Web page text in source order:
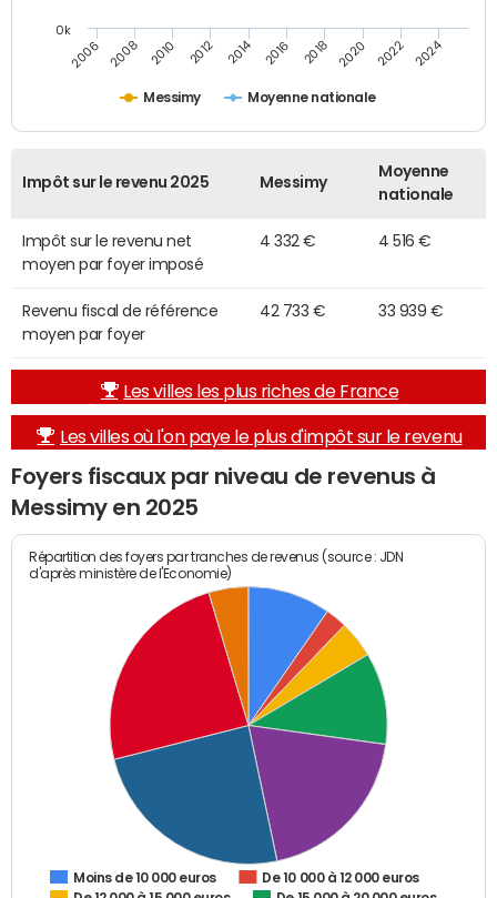
Messimy Moyenne nationale
2006 2008 2010 2012 2014 2016 2018 2020 2022 2024
0k
Impôt sur le revenu 2025 Messimy
Moyenne
nationale
Impôt sur le revenu net
moyen par foyer imposé
4 332 € 4 516 €
Revenu fiscal de référence
moyen par foyer
42 733 € 33 939 €
Les villes les plus riches de France
Les villes où l'on paye le plus d'impôt sur le revenu
Foyers fiscaux par niveau de revenus à
Messimy en 2025
Répartition des foyers par tranches de revenus (source : JDN
d'après ministère de l'Economie)
Moins de 10 000 euros
De 10 000 à 12 000 euros